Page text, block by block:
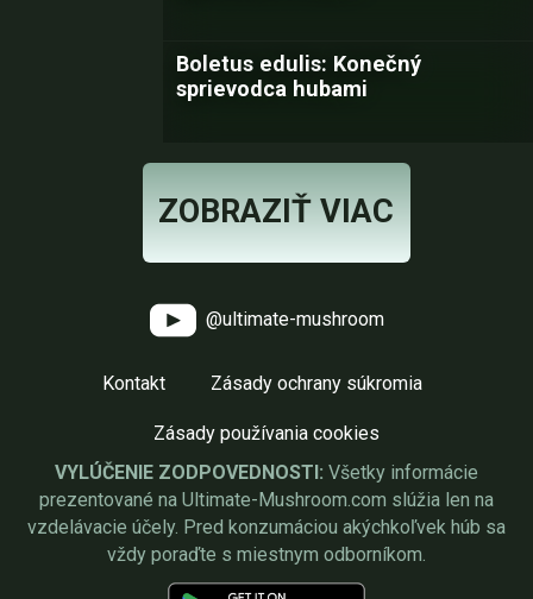
Boletus edulis: Konečný
sprievodca hubami
ZOBRAZIŤ VIAC
@ultimate-mushroom
Kontakt Zásady ochrany súkromia
Zásady používania cookies
VYLÚČENIE ZODPOVEDNOSTI: Všetky informácie
prezentované na Ultimate-Mushroom.com slúžia len na
vzdelávacie účely. Pred konzumáciou akýchkoľvek húb sa
vždy poraďte s miestnym odborníkom.